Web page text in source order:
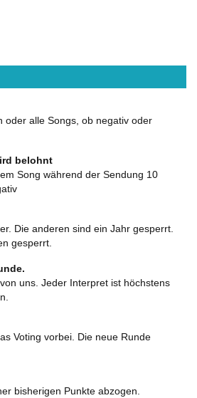
oder alle Songs, ob negativ oder
belohnt
Song während der Sendung 10
Die anderen sind ein Jahr gesperrt.
gesperrt.
uns. Jeder Interpret ist höchstens
Voting vorbei. Die neue Runde
bisherigen Punkte abzogen.